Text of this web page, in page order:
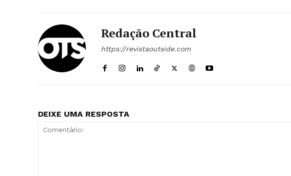
Revista Outside
Plus -
Redação Central
https://revistaoutside.com
DEIXE UMA RESPOSTA